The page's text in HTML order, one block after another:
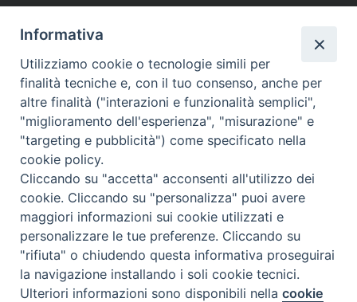
CALENDARIO PASTORALE 2025-2026
Piazza Duomo, 11 - 27100 Pavia - Tel. 0382.386511 - Fax
0382.386525 -servizigenerali@diocesi.pavia.it -Privacy policy
Twitter
Preferenze Cookie
Informativa
Utilizziamo cookie o tecnologie simili per
finalità tecniche e, con il tuo consenso, anche per
altre finalità ("interazioni e funzionalità semplici",
"miglioramento dell'esperienza", "misurazione" e
"targeting e pubblicità") come specificato nella
cookie policy.
Cliccando su "accetta" acconsenti all'utilizzo dei
cookie. Cliccando su "personalizza" puoi avere
maggiori informazioni sui cookie utilizzati e
personalizzare le tue preferenze. Cliccando su
"rifiuta" o chiudendo questa informativa proseguirai
la navigazione installando i soli cookie tecnici.
Ulteriori informazioni sono disponibili nellacookie